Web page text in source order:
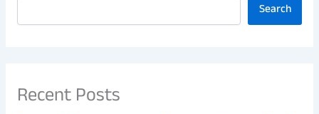
Search
Recent Posts